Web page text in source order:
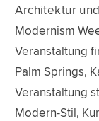
Architektur
Modernism
Veranstaltung
Palm Springs,
Veranstaltung
Modern-Stil,